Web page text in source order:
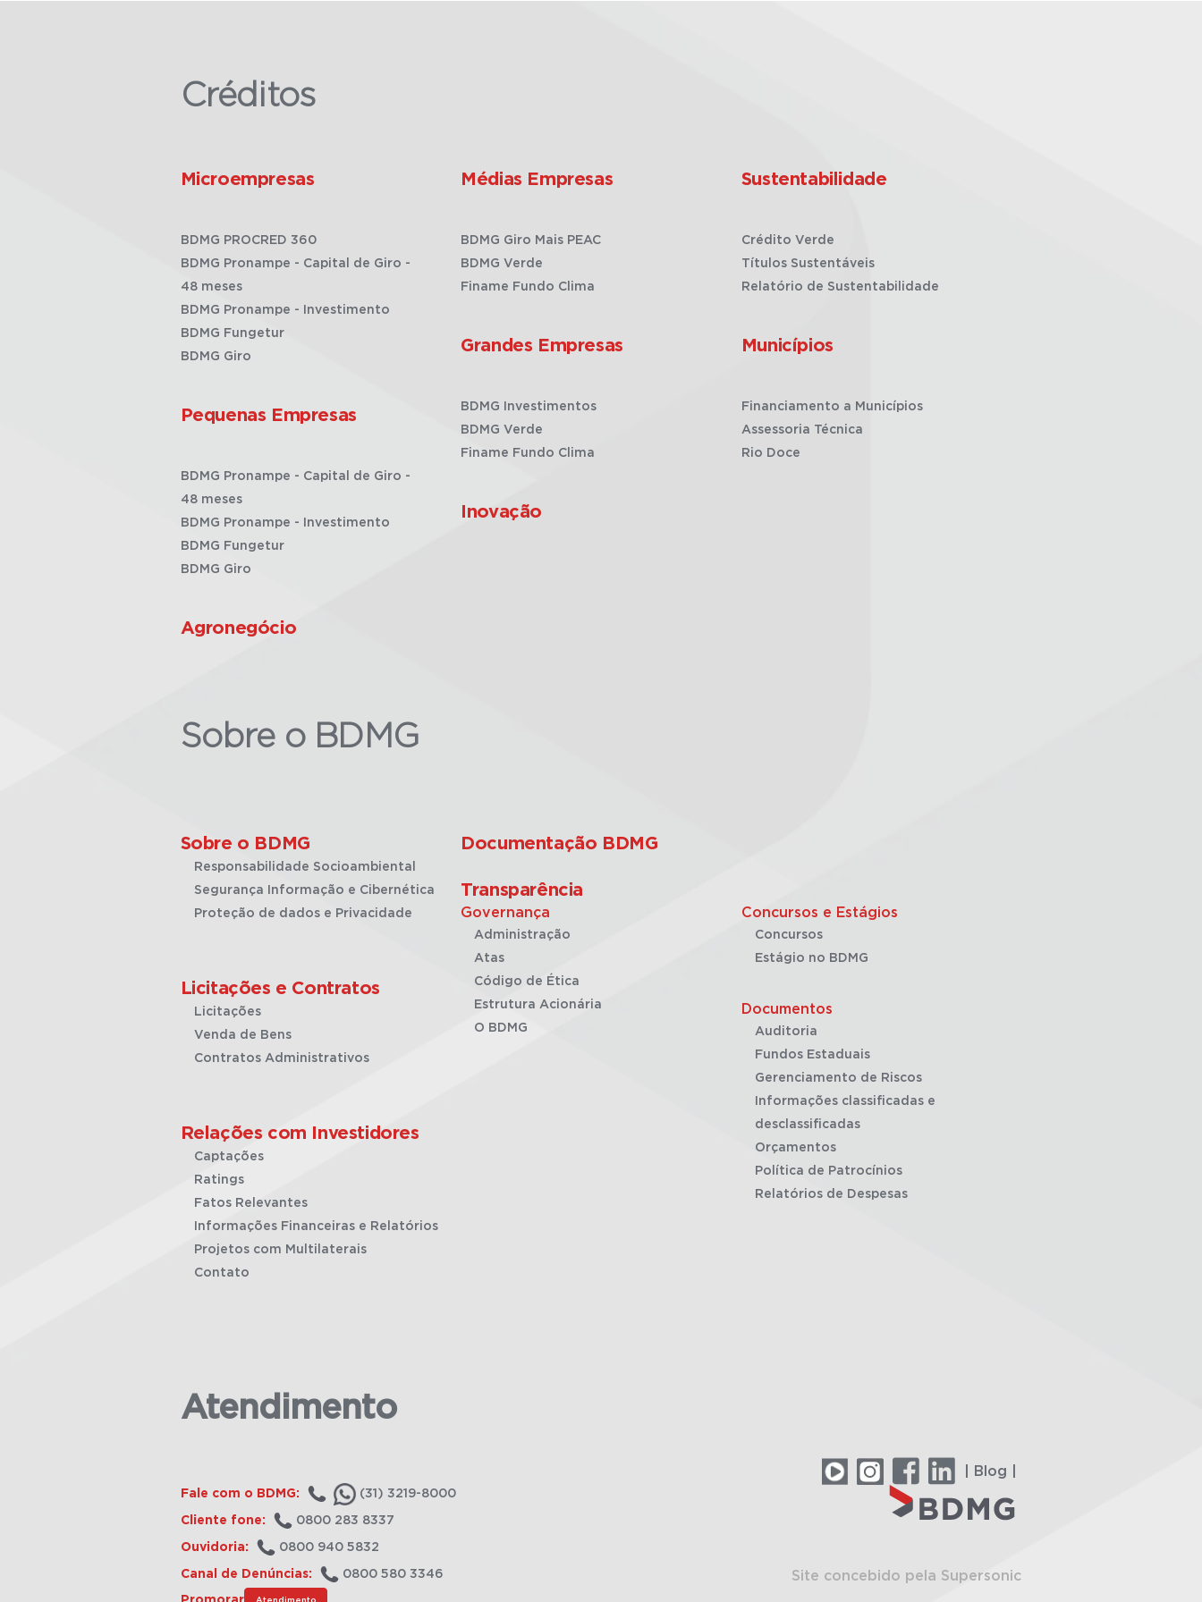
Créditos
Microempresas
BDMG PROCRED 360
BDMG Pronampe - Capital de Giro -
48 meses
BDMG Pronampe - Investimento
BDMG Fungetur
BDMG Giro
Pequenas Empresas
BDMG Pronampe - Capital de Giro -
48 meses
BDMG Pronampe - Investimento
BDMG Fungetur
BDMG Giro
Agronegócio
Médias Empresas
BDMG Giro Mais PEAC
BDMG Verde
Finame Fundo Clima
Grandes Empresas
BDMG Investimentos
BDMG Verde
Finame Fundo Clima
Inovação
Sustentabilidade
Crédito Verde
Títulos Sustentáveis
Relatório de Sustentabilidade
Municípios
Financiamento a Municípios
Assessoria Técnica
Rio Doce
Sobre o BDMG
Sobre o BDMG
Responsabilidade Socioambiental
Segurança Informação e Cibernética
Proteção de dados e Privacidade
Licitações e Contratos
Licitações
Venda de Bens
Contratos Administrativos
Relações com Investidores
Captações
Ratings
Fatos Relevantes
Informações Financeiras e Relatórios
Projetos com Multilaterais
Contato
Documentação BDMG
Transparência
Governança
Administração
Atas
Código de Ética
Estrutura Acionária
O BDMG
Concursos e Estágios
Concursos
Estágio no BDMG
Documentos
Auditoria
Fundos Estaduais
Gerenciamento de Riscos
Informações classificadas e
desclassificadas
Orçamentos
Política de Patrocínios
Relatórios de Despesas
Atendimento
Fale com o BDMG: (31) 3219-8000
Cliente fone: 0800 283 8337
Ouvidoria: 0800 940 5832
Canal de Denúncias: 0800 580 3346
Atendimento
| Blog |
Site concebido pela Supersonic